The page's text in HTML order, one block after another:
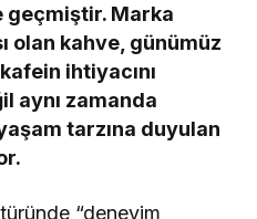
geçmiştir. Marka
olan kahve, günümüz
ihtiyacını
aynı zamanda
tarzına duyulan
“deneyim